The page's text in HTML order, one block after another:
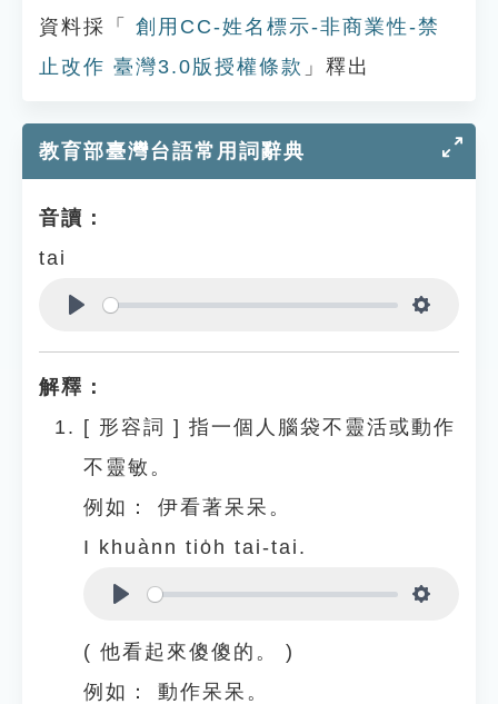
資料採「
創用CC-姓名標示-非商業性-禁
止改作 臺灣3.0版授權條款 」釋出
教育部臺灣台語常用詞辭典
音讀：
tai
解釋：
[ 形容詞 ] 指一個人腦袋不靈活或動作
不靈敏。
例如：
伊看著呆呆。
I khuànn tio̍h tai-tai.
( 他看起來傻傻的。 )
例如：
動作呆呆。